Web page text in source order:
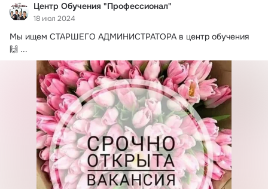
Центр Обучения "Профессионал"
18 июл 2024
Мы ищем СТАРШЕГО АДМИНИСТРАТОРА в центр обучения
🙌 ...